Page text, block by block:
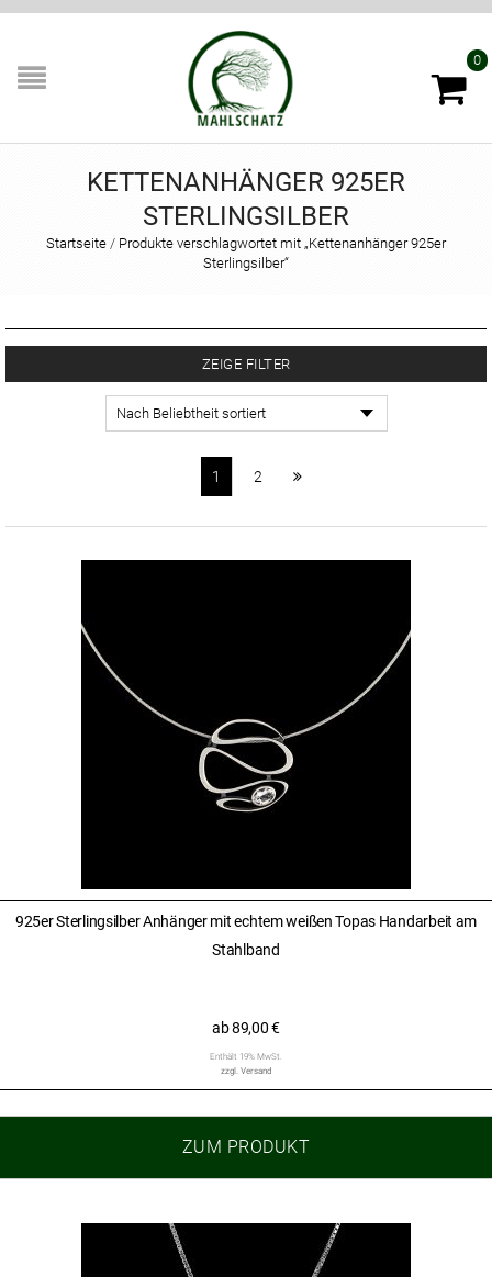
0
KETTENANHÄNGER 925ER
STERLINGSILBER
Startseite / Produkte verschlagwortet mit „Kettenanhänger 925er
Sterlingsilber“
ZEIGE FILTER
1 2
925er Sterlingsilber Anhänger mit echtem weißen Topas Handarbeit am
Stahlband
ab89,00€
Enthält 19% MwSt.
zzgl. Versand
ZUM PRODUKT